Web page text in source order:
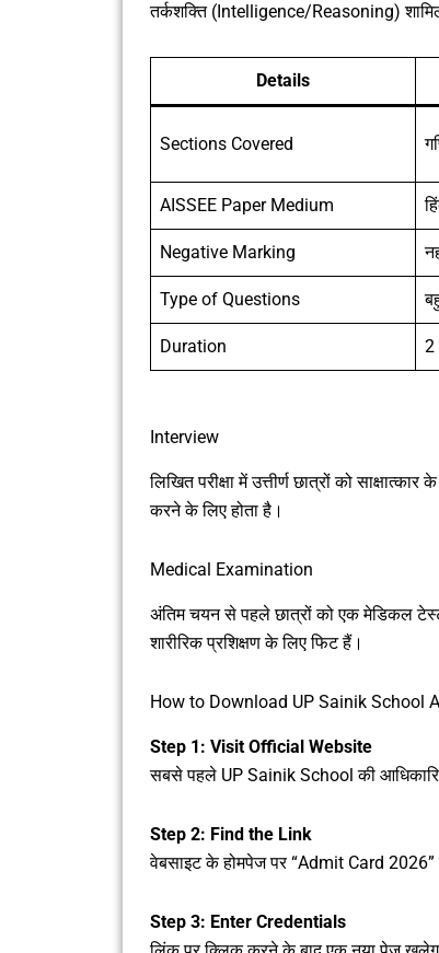
तर्कशक्ति (Intelligence/Reasoning)
Details
Sections Covered
AISSEE Paper Medium
Negative Marking
Type of Questions
Duration 2
Interview
लिखित परीक्षा में उत्तीर्ण छात्रों को
करने के लिए होता है।
Medical Examination
अंतिम चयन से पहले छात्रों को एक मेडिकल
शारीरिक प्रशिक्षण के लिए फिट हैं।
How to Download UP Sainik School
Step 1: Visit Official Website
सबसे पहले UP Sainik School की
Step 2: Find the Link
वेबसाइट के होमपेज पर “Admit Card
Step 3: Enter Credentials